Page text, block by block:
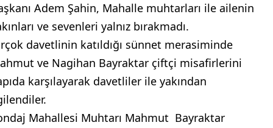
Adem Şahin, Mahalle muhtarları ile ailenin
ve sevenleri yalnız bırakmadı.
davetlinin katıldığı sünnet merasiminde
ve Nagihan Bayraktar çiftçi misafirlerini
karşılayarak davetliler ile yakından
Mahallesi Muhtarı Mahmut Bayraktar